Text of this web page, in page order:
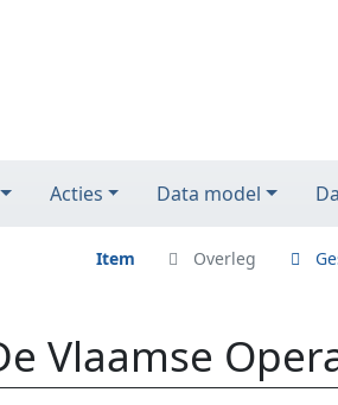
Acties Data model
Item Overleg
Vlaamse